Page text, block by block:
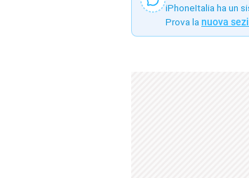
iPhoneItalia ha un
Prova la nuova